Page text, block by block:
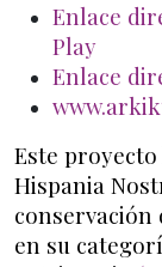
Enlace
Play
Enlace
Este
Hispania
en su